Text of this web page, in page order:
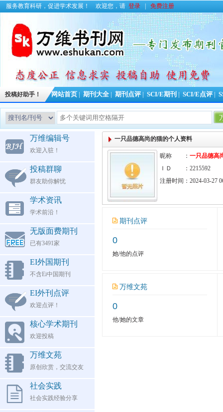
服务教育科研，促进学术发展！ 欢迎您，请 登录 免费注册
投稿好助手！ 网站首页 期刊大全 期刊点评 SCI/E期刊 SCI/E点评
万维编辑号
欢迎入驻！
投稿群聊
群友助你解忧
学术资讯
学术前沿！
无版面费期刊
已有3491家
EI外国期刊
不含Ei中国期刊
EI外刊点评
欢迎点评！
核心学术期刊
欢迎投稿
万维文苑
原创欣赏，交流交友
社会实践
社会实践经验分享
一只品德高尚的猫的个人资料
昵称 ： 一只品德高
ＩＤ ：2215592
注册时间：2024-03-27
期刊点评
0
她/他的点评
万维文苑
0
他/她的文章